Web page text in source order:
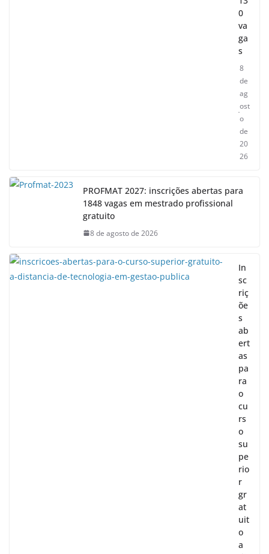
0
va
ga
s
8
de
ag
ost
o
de
20
26
PROFMAT 2027: inscrições abertas para
1848 vagas em mestrado profissional
gratuito
8 de agosto de 2026
In
sc
riç
õe
s
ab
ert
as
pa
ra
o
cu
rs
o
su
pe
rio
r
gr
at
uit
o
a